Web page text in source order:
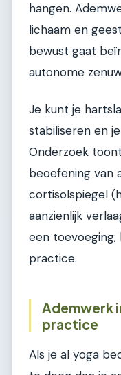
hangen.
lichaam en
bewust gaat
autonome
Je kunt je
stabiliseren en
Onderzoek
beoefening van
cortisolspiegel
aanzienlijk
een
practice.
Ademwerk
practice
Als je al yoga